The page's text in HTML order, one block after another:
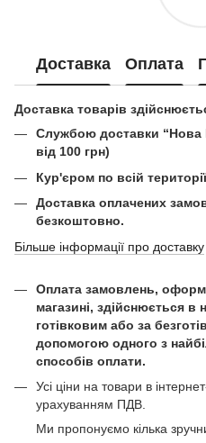
Доставка Оплата
Доставка товарів
Службою доставки “Нова
від 100 грн)
Кур'єром по всій
Доставка оплачених
безкоштовно.
Більше інформації про доставку
Оплата замовлень,
магазині, здійснюється в
готівковим або за
допомогою одного з
способів оплати.
Усі ціни на товари в
урахуванням ПДВ.
Ми пропонуємо кілька